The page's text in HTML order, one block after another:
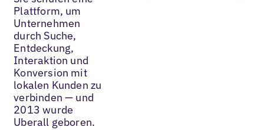
Plattform, um
Unternehmen
durch Suche,
Entdeckung,
Interaktion und
Konversion mit
lokalen Kunden zu
verbinden — und
2013 wurde
Uberall geboren.